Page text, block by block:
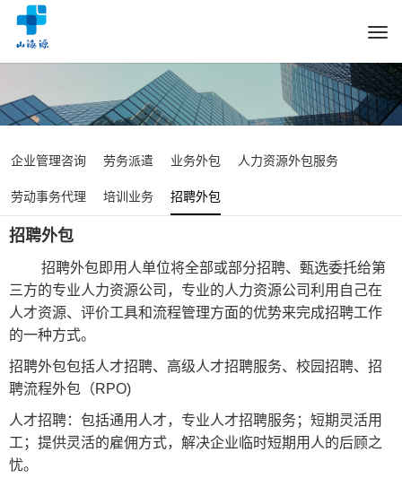
企业管理咨询 劳务派遣 业务外包 人力资源外包服务
劳动事务代理 培训业务 招聘外包
招聘外包
招聘外包即用人单位将全部或部分招聘、甄选委托给第
三方的专业人力资源公司，专业的人力资源公司利用自己在
人才资源、评价工具和流程管理方面的优势来完成招聘工作
的一种方式。
招聘外包包括人才招聘、高级人才招聘服务、校园招聘、招
聘流程外包（RPO)
人才招聘：包括通用人才，专业人才招聘服务；短期灵活用
工；提供灵活的雇佣方式，解决企业临时短期用人的后顾之
忧。